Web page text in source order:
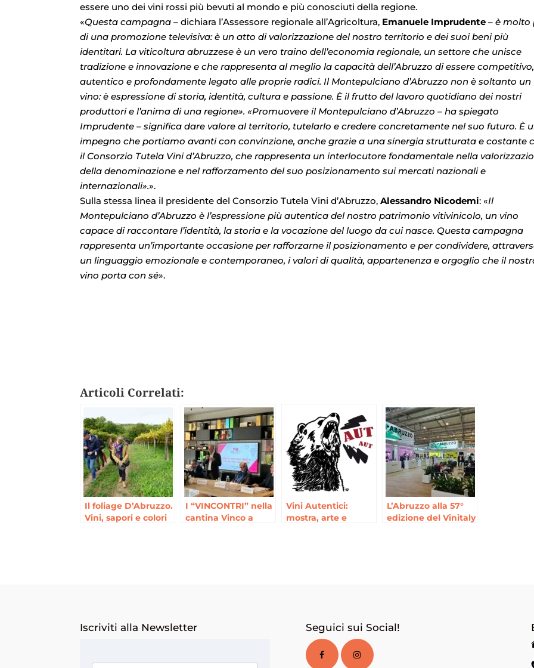
essere uno dei vini rossi più bevuti al mondo e più conosciuti della regione.
«Questa campagna – dichiara l’Assessore regionale all’Agricoltura, Emanuele Imprudente –è molto
di una promozione televisiva: è un atto di valorizzazione del nostro territorio e dei suoi beni più
identitari. La viticoltura abruzzese è un vero traino dell’economia regionale, un settore che unisce
tradizione e innovazione e che rappresenta al meglio la capacità dell’Abruzzo di essere competitivo,
autentico e profondamente legato alle proprie radici. Il Montepulciano d’Abruzzo non è soltanto un
vino: è espressione di storia, identità, cultura e passione. È il frutto del lavoro quotidiano dei nostri
produttori e l’anima di una regione». «Promuovere il Montepulciano d’Abruzzo – ha spiegato
Imprudente – significa dare valore al territorio, tutelarlo e credere concretamente nel suo futuro. È
impegno che portiamo avanti con convinzione, anche grazie a una sinergia strutturata e costante
il Consorzio Tutela Vini d’Abruzzo, che rappresenta un interlocutore fondamentale nella
della denominazione e nel rafforzamento del suo posizionamento sui mercati nazionali e
internazionali».».
Sulla stessa linea il presidente del Consorzio Tutela Vini d’Abruzzo,Alessandro Nicodemi: «Il
Montepulciano d’Abruzzo è l’espressione più autentica del nostro patrimonio vitivinicolo, un vino
capace di raccontare l’identità, la storia e la vocazione del luogo da cui nasce. Questa campagna
rappresenta un’importante occasione per rafforzarne il posizionamento e per condividere,
un linguaggio emozionale e contemporaneo, i valori di qualità, appartenenza e orgoglio che il
vino porta con sé».
Articoli Correlati:
Il foliage D’Abruzzo.
Vini, sapori e colori
I “VINCONTRI” nella
cantina Vinco a
Vini Autentici:
mostra, arte e
L’Abruzzo alla 57°
edizione del Vinitaly
Iscriviti alla Newsletter Seguici sui Social!